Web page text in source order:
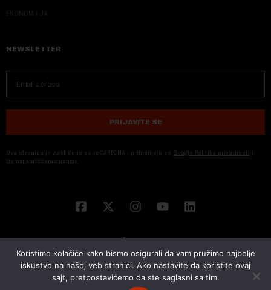
EKONOM I JA
NEWSLETTER
PRIJAVITE SE
Ova stranica je zaštićena sa reCAPTCHA i primenjuju se Google Politika privatnosti i
Uslovi korišćenja usluge
© 2026 NOVA EKONOMIJA | SVA PRAVA ZADŽANA | DEVELOPED BY
Koristimo kolačiće kako bismo osigurali da vam pružimo najbolje
iskustvo na našoj veb stranici. Ako nastavite da koristite ovaj
sajt, pretpostavićemo da ste saglasni sa tim.